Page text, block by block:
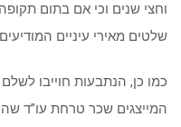
וחצי שנים וכי אם בתום תקופה
שלטים מאירי עיניים
כמו כן, הנתבעות חוייבו לשלם